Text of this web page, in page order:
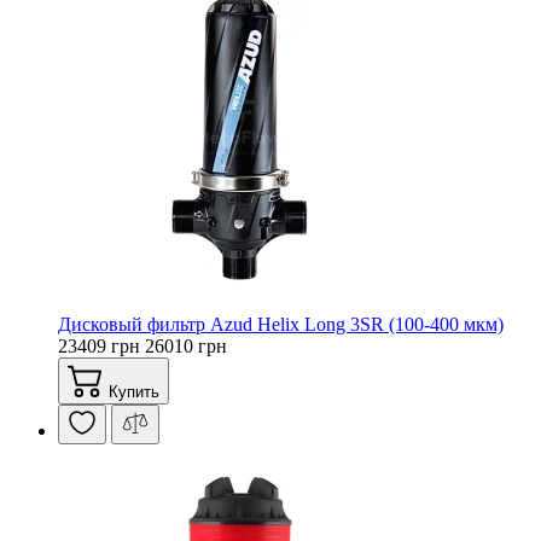
Дисковый фильтр Azud Helix Long 3SR (100-400 мкм)
23409 грн 26010 грн
Купить